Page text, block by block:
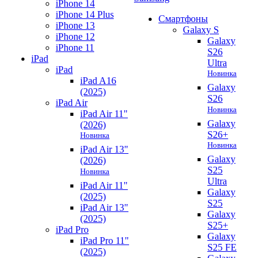
iPhone 14
iPhone 14 Plus
iPhone 13
iPhone 12
iPhone 11
iPad
iPad
iPad A16
(2025)
iPad Air
iPad Air 11"
(2026)
Новинка
iPad Air 13"
(2026)
Новинка
iPad Air 11"
(2025)
iPad Air 13"
(2025)
iPad Pro
iPad Pro 11"
(2025)
Смартфоны
Galaxy S
Galaxy
S26
Ultra
Новинка
Galaxy
S26
Новинка
Galaxy
S26+
Новинка
Galaxy
S25
Ultra
Galaxy
S25
Galaxy
S25+
Galaxy
S25 FE